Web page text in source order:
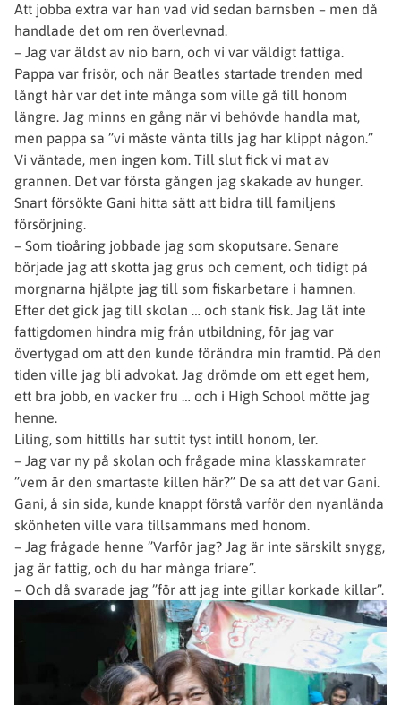
Att jobba extra var han vad vid sedan barnsben – men då
handlade det om ren överlevnad.
– Jag var äldst av nio barn, och vi var väldigt fattiga.
Pappa var frisör, och när Beatles startade trenden med
långt hår var det inte många som ville gå till honom
längre. Jag minns en gång när vi behövde handla mat,
men pappa sa ”vi måste vänta tills jag har klippt någon.”
Vi väntade, men ingen kom. Till slut fick vi mat av
grannen. Det var första gången jag skakade av hunger.
Snart försökte Gani hitta sätt att bidra till familjens
försörjning.
– Som tioåring jobbade jag som skoputsare. Senare
började jag att skotta jag grus och cement, och tidigt på
morgnarna hjälpte jag till som fiskarbetare i hamnen.
Efter det gick jag till skolan … och stank fisk. Jag lät inte
fattigdomen hindra mig från utbildning, för jag var
övertygad om att den kunde förändra min framtid. På den
tiden ville jag bli advokat. Jag drömde om ett eget hem,
ett bra jobb, en vacker fru … och i High School mötte jag
henne.
Liling, som hittills har suttit tyst intill honom, ler.
– Jag var ny på skolan och frågade mina klasskamrater
”vem är den smartaste killen här?” De sa att det var Gani.
Gani, å sin sida, kunde knappt förstå varför den nyanlända
skönheten ville vara tillsammans med honom.
– Jag frågade henne ”Varför jag? Jag är inte särskilt snygg,
jag är fattig, och du har många friare”.
– Och då svarade jag ”för att jag inte gillar korkade killar”.